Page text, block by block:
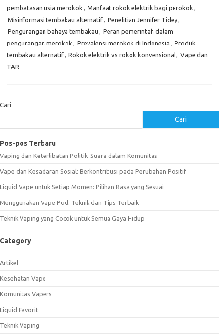
pembatasan usia merokok , Manfaat rokok elektrik bagi perokok ,
Misinformasi tembakau alternatif, Penelitian Jennifer Tidey,
Pengurangan bahaya tembakau , Peran pemerintah dalam
pengurangan merokok , Prevalensi merokok di Indonesia , Produk
tembakau alternatif, Rokok elektrik vs rokok konvensional, Vape dan
TAR
Cari
Cari
Pos-pos Terbaru
Vaping dan Keterlibatan Politik: Suara dalam Komunitas
Vape dan Kesadaran Sosial: Berkontribusi pada Perubahan Positif
Liquid Vape untuk Setiap Momen: Pilihan Rasa yang Sesuai
Menggunakan Vape Pod: Teknik dan Tips Terbaik
Teknik Vaping yang Cocok untuk Semua Gaya Hidup
Category
Artikel
Kesehatan Vape
Komunitas Vapers
Liquid Favorit
Teknik Vaping